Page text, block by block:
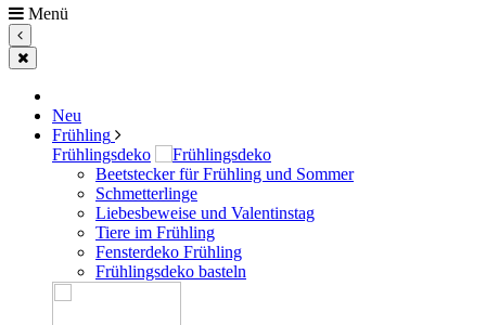
Menü
Neu
Frühling
Frühlingsdeko
Beetstecker für Frühling und Sommer
Schmetterlinge
Liebesbeweise und Valentinstag
Tiere im Frühling
Fensterdeko Frühling
Frühlingsdeko basteln